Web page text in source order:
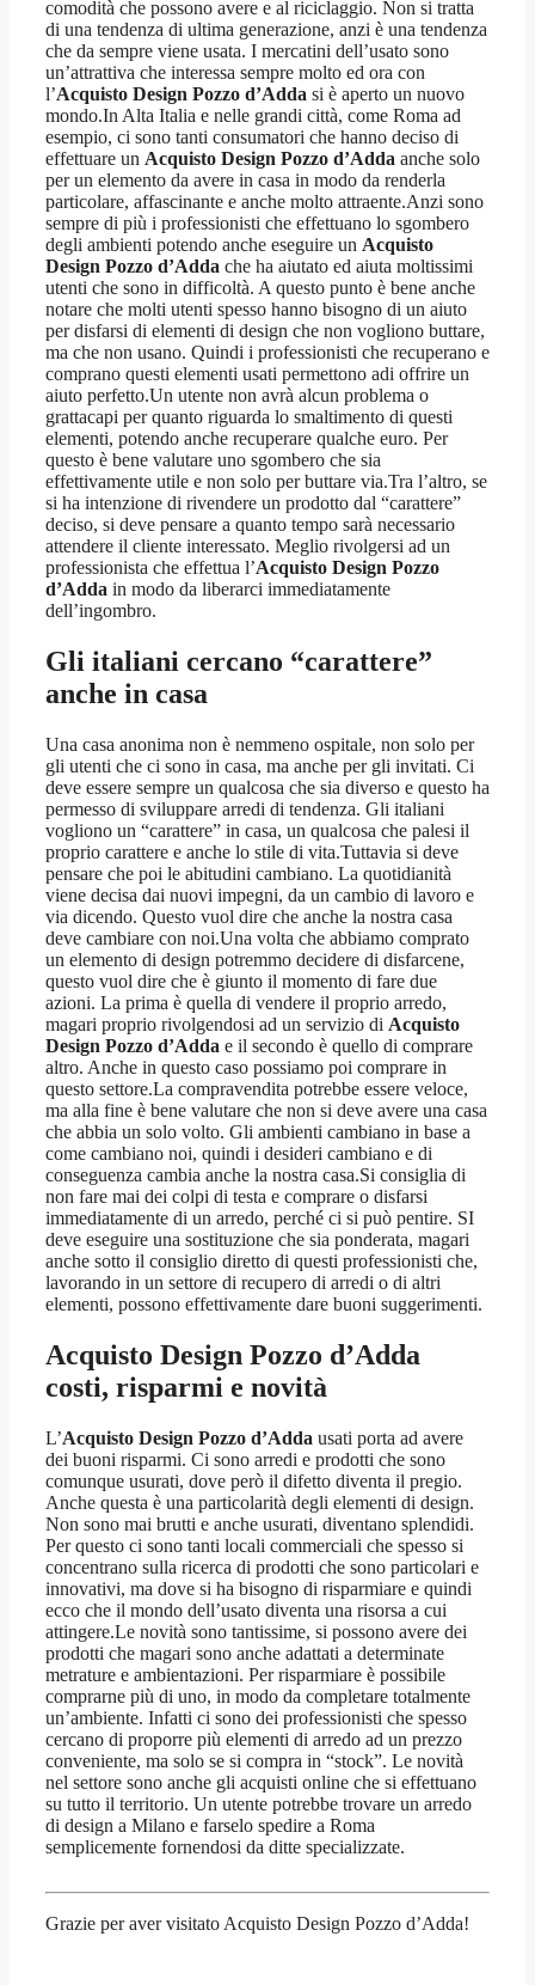
comodità che possono avere e al riciclaggio. Non si tratta
di una tendenza di ultima generazione, anzi è una tendenza
che da sempre viene usata. I mercatini dell’usato sono
un’attrattiva che interessa sempre molto ed ora con
l’Acquisto Design Pozzo d’Adda si è aperto un nuovo
mondo.In Alta Italia e nelle grandi città, come Roma ad
esempio, ci sono tanti consumatori che hanno deciso di
effettuare un Acquisto Design Pozzo d’Adda anche solo
per un elemento da avere in casa in modo da renderla
particolare, affascinante e anche molto attraente.Anzi sono
sempre di più i professionisti che effettuano lo sgombero
degli ambienti potendo anche eseguire un Acquisto
Design Pozzo d’Adda che ha aiutato ed aiuta moltissimi
utenti che sono in difficoltà. A questo punto è bene anche
notare che molti utenti spesso hanno bisogno di un aiuto
per disfarsi di elementi di design che non vogliono buttare,
ma che non usano. Quindi i professionisti che recuperano e
comprano questi elementi usati permettono adi offrire un
aiuto perfetto.Un utente non avrà alcun problema o
grattacapi per quanto riguarda lo smaltimento di questi
elementi, potendo anche recuperare qualche euro. Per
questo è bene valutare uno sgombero che sia
effettivamente utile e non solo per buttare via.Tra l’altro, se
si ha intenzione di rivendere un prodotto dal “carattere”
deciso, si deve pensare a quanto tempo sarà necessario
attendere il cliente interessato. Meglio rivolgersi ad un
professionista che effettua l’Acquisto Design Pozzo
d’Adda in modo da liberarci immediatamente
dell’ingombro.
Gli italiani cercano “carattere”
anche in casa
Una casa anonima non è nemmeno ospitale, non solo per
gli utenti che ci sono in casa, ma anche per gli invitati. Ci
deve essere sempre un qualcosa che sia diverso e questo ha
permesso di sviluppare arredi di tendenza. Gli italiani
vogliono un “carattere” in casa, un qualcosa che palesi il
proprio carattere e anche lo stile di vita.Tuttavia si deve
pensare che poi le abitudini cambiano. La quotidianità
viene decisa dai nuovi impegni, da un cambio di lavoro e
via dicendo. Questo vuol dire che anche la nostra casa
deve cambiare con noi.Una volta che abbiamo comprato
un elemento di design potremmo decidere di disfarcene,
questo vuol dire che è giunto il momento di fare due
azioni. La prima è quella di vendere il proprio arredo,
magari proprio rivolgendosi ad un servizio di Acquisto
Design Pozzo d’Adda e il secondo è quello di comprare
altro. Anche in questo caso possiamo poi comprare in
questo settore.La compravendita potrebbe essere veloce,
ma alla fine è bene valutare che non si deve avere una casa
che abbia un solo volto. Gli ambienti cambiano in base a
come cambiano noi, quindi i desideri cambiano e di
conseguenza cambia anche la nostra casa.Si consiglia di
non fare mai dei colpi di testa e comprare o disfarsi
immediatamente di un arredo, perché ci si può pentire. SI
deve eseguire una sostituzione che sia ponderata, magari
anche sotto il consiglio diretto di questi professionisti che,
lavorando in un settore di recupero di arredi o di altri
elementi, possono effettivamente dare buoni suggerimenti.
Acquisto Design Pozzo d’Adda
costi, risparmi e novità
L’Acquisto Design Pozzo d’Adda usati porta ad avere
dei buoni risparmi. Ci sono arredi e prodotti che sono
comunque usurati, dove però il difetto diventa il pregio.
Anche questa è una particolarità degli elementi di design.
Non sono mai brutti e anche usurati, diventano splendidi.
Per questo ci sono tanti locali commerciali che spesso si
concentrano sulla ricerca di prodotti che sono particolari e
innovativi, ma dove si ha bisogno di risparmiare e quindi
ecco che il mondo dell’usato diventa una risorsa a cui
attingere.Le novità sono tantissime, si possono avere dei
prodotti che magari sono anche adattati a determinate
metrature e ambientazioni. Per risparmiare è possibile
comprarne più di uno, in modo da completare totalmente
un’ambiente. Infatti ci sono dei professionisti che spesso
cercano di proporre più elementi di arredo ad un prezzo
conveniente, ma solo se si compra in “stock”. Le novità
nel settore sono anche gli acquisti online che si effettuano
su tutto il territorio. Un utente potrebbe trovare un arredo
di design a Milano e farselo spedire a Roma
semplicemente fornendosi da ditte specializzate.
Grazie per aver visitato Acquisto Design Pozzo d’Adda!